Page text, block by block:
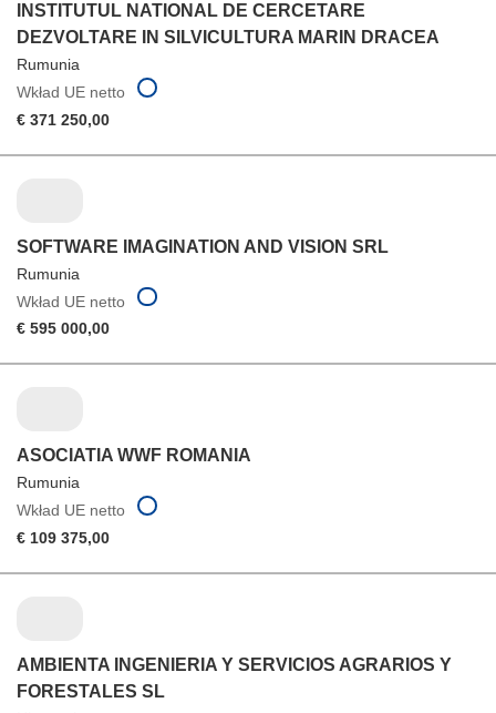
INSTITUTUL NATIONAL DE CERCETARE
DEZVOLTARE IN SILVICULTURA MARIN DRACEA
Rumunia
Wkład UE netto
€ 371 250,00
SOFTWARE IMAGINATION AND VISION SRL
Rumunia
Wkład UE netto
€ 595 000,00
ASOCIATIA WWF ROMANIA
Rumunia
Wkład UE netto
€ 109 375,00
AMBIENTA INGENIERIA Y SERVICIOS AGRARIOS Y
FORESTALES SL